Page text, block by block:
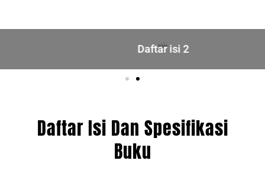
Daftar isi 2
Daftar Isi Dan Spesifikasi
Buku